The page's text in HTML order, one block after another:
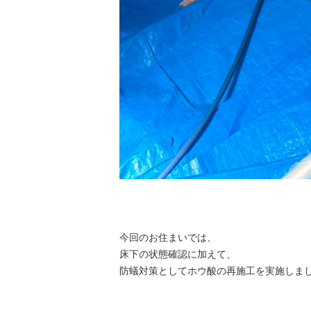
今回のお住まいでは、
床下の状態確認に加えて、
防蟻対策としてホウ酸の再施工を実施しま